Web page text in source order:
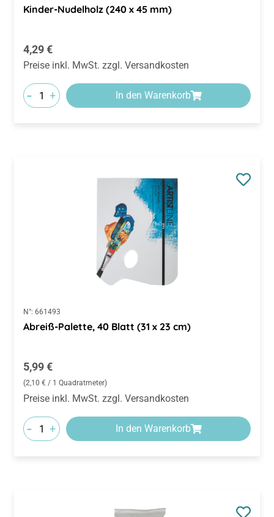
Kinder-Nudelholz (240 x 45 mm)
Regulärer Preis:
4,29 €
Preise inkl. MwSt. zzgl. Versandkosten
- + In den Warenkorb
N°: 661493
Abreiß-Palette, 40 Blatt (31 x 23 cm)
Regulärer Preis:
5,99 €
(2,10 € / 1 Quadratmeter)
Preise inkl. MwSt. zzgl. Versandkosten
- + In den Warenkorb